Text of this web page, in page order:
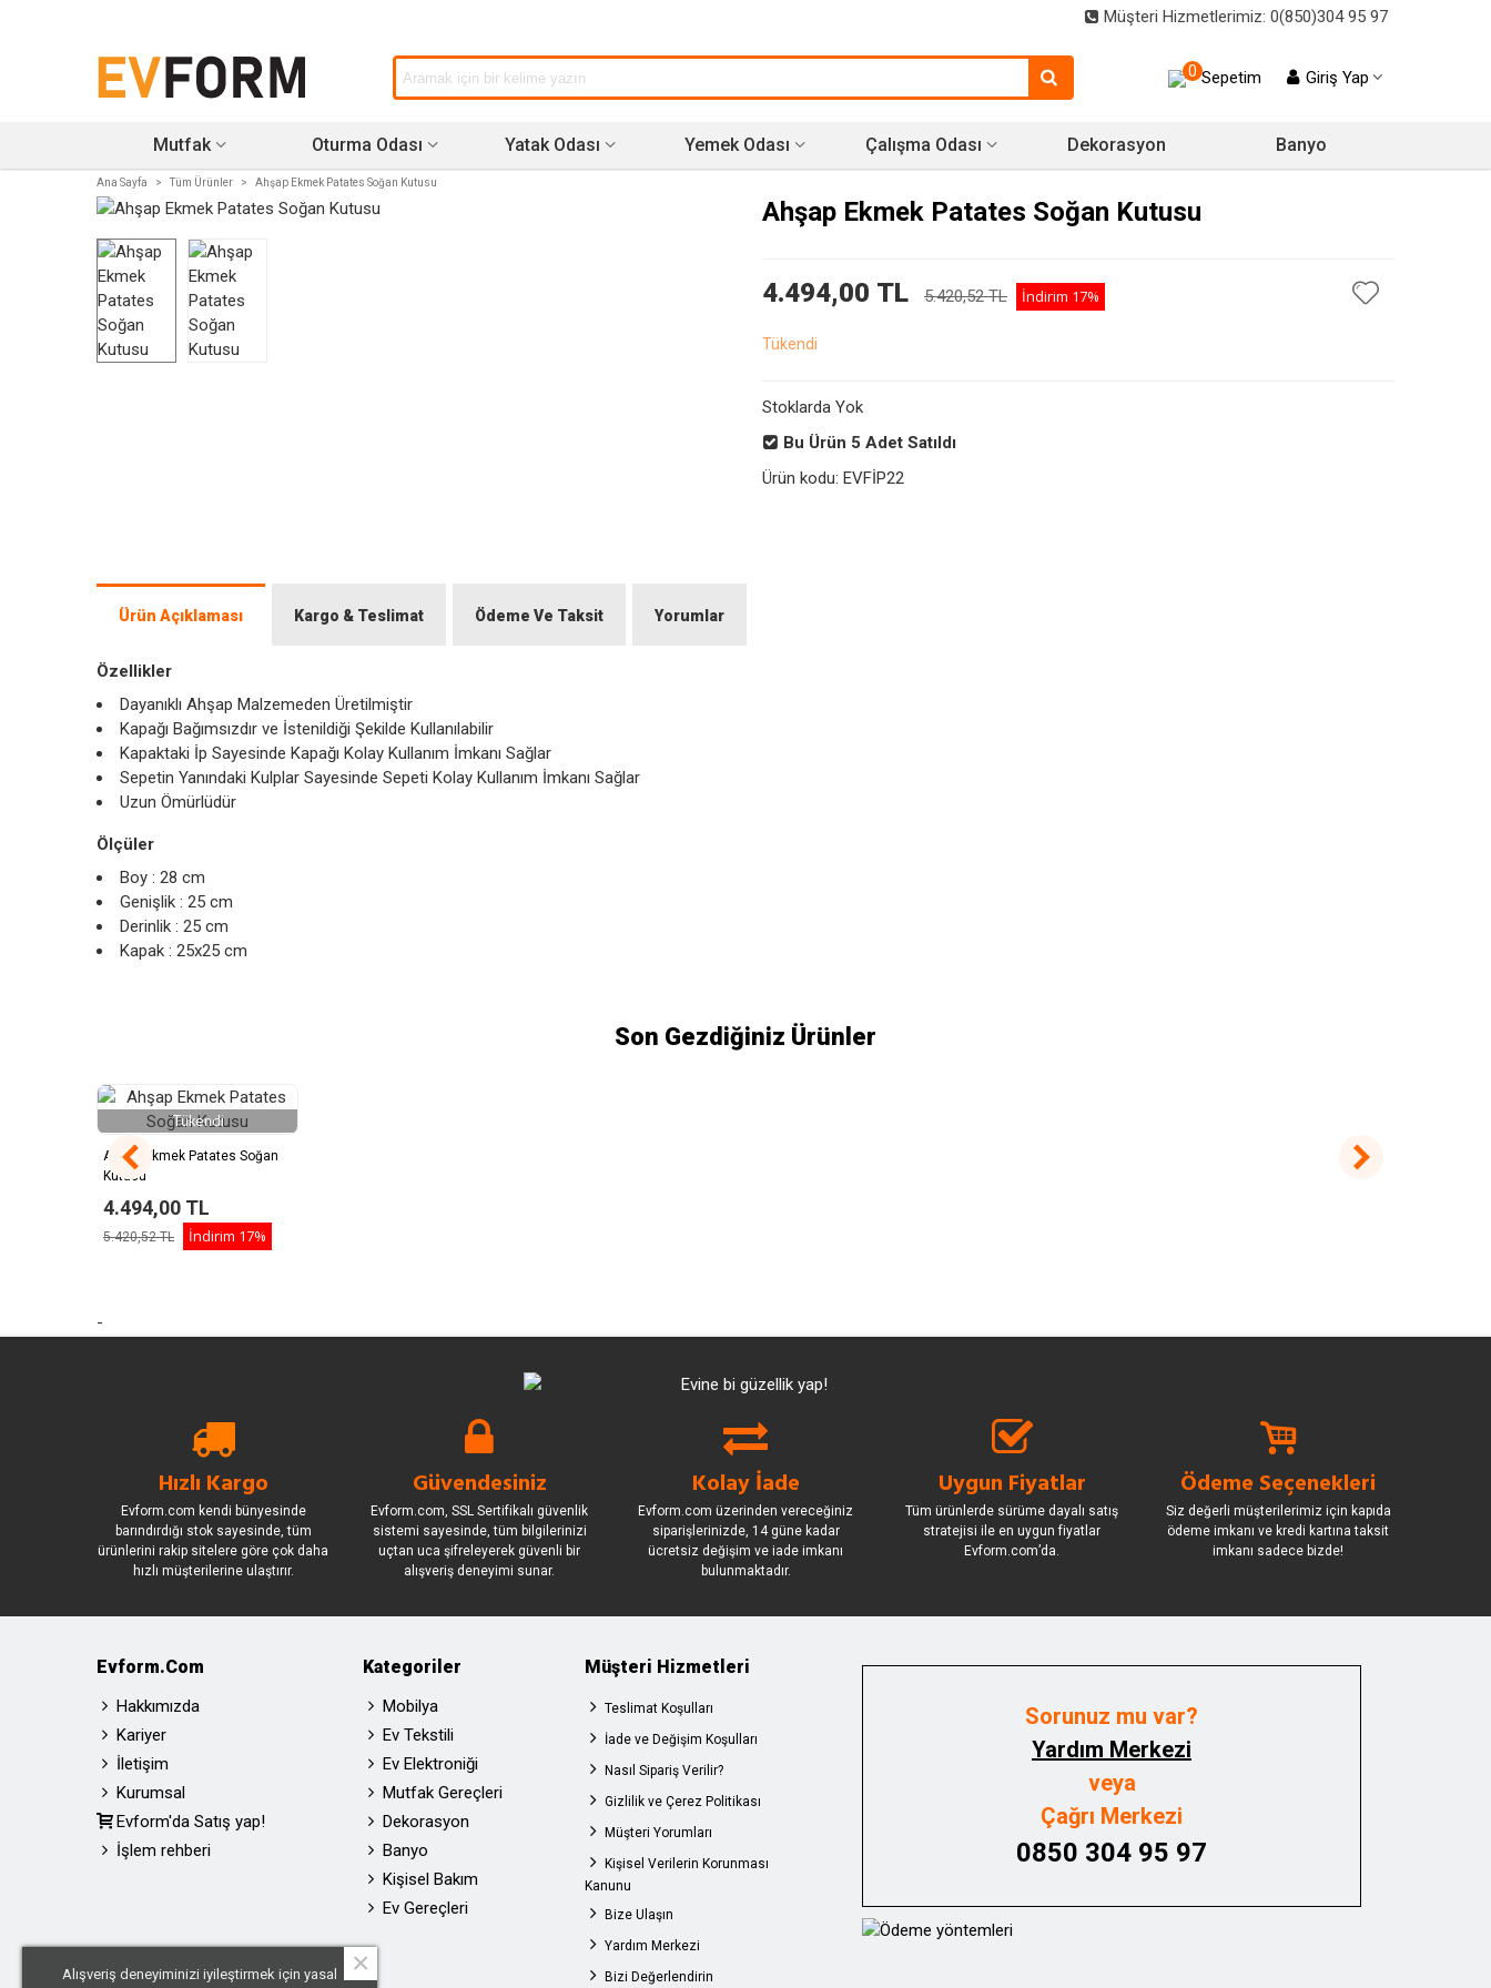
Müşteri Hizmetlerimiz: 0(850)304 95 97
0 Sepetim Giriş Yap
Mutfak Oturma Odası Yatak Odası Yemek Odası Çalışma Odası Dekorasyon Banyo
Ana Sayfa > Tüm Ürünler > Ahşap Ekmek Patates Soğan Kutusu
Ahşap Ekmek Patates Soğan Kutusu
4.494,00 TL 5.420,52 TL İndirim 17%
Tükendi
Stoklarda Yok
Bu Ürün 5 Adet Satıldı
Ürün kodu: EVFİP22
Ürün Açıklaması Kargo & Teslimat Ödeme Ve Taksit Yorumlar
Özellikler
Dayanıklı Ahşap Malzemeden Üretilmiştir
Kapağı Bağımsızdır ve İstenildiği Şekilde Kullanılabilir
Kapaktaki İp Sayesinde Kapağı Kolay Kullanım İmkanı Sağlar
Sepetin Yanındaki Kulplar Sayesinde Sepeti Kolay Kullanım İmkanı Sağlar
Uzun Ömürlüdür
Ölçüler
Boy : 28 cm
Genişlik : 25 cm
Derinlik : 25 cm
Kapak : 25x25 cm
Son Gezdiğiniz Ürünler
Tükendi
Ahşap Ekmek Patates Soğan
Kutusu
4.494,00 TL
5.420,52 TL İndirim 17%
-
Hızlı Kargo
Evform.com kendi bünyesinde
barındırdığı stok sayesinde, tüm
ürünlerini rakip sitelere göre çok daha
hızlı müşterilerine ulaştırır.
Güvendesiniz
Evform.com, SSL Sertifikalı güvenlik
sistemi sayesinde, tüm bilgilerinizi
uçtan uca şifreleyerek güvenli bir
alışveriş deneyimi sunar.
Kolay İade
Evform.com üzerinden vereceğiniz
siparişlerinizde, 14 güne kadar
ücretsiz değişim ve iade imkanı
bulunmaktadır.
Uygun Fiyatlar
Tüm ürünlerde sürüme dayalı satış
stratejisi ile en uygun fiyatlar
Evform.com’da.
Ödeme Seçenekleri
Siz değerli müşterilerimiz için kapıda
ödeme imkanı ve kredi kartına taksit
imkanı sadece bizde!
Evform.com
Hakkımızda
Kariyer
İletişim
Kurumsal
Evform'da Satış yap!
İşlem rehberi
Kategoriler
Mobilya
Ev Tekstili
Ev Elektroniği
Mutfak Gereçleri
Dekorasyon
Banyo
Kişisel Bakım
Ev Gereçleri
Müşteri Hizmetleri
Teslimat Koşulları
İade ve Değişim Koşulları
Nasıl Sipariş Verilir?
Gizlilik ve Çerez Politikası
Müşteri Yorumları
Kişisel Verilerin Korunması
Kanunu
Bize Ulaşın
Yardım Merkezi
Bizi Değerlendirin
Sorunuz mu var?
Yardım Merkezi
veya
Çağrı Merkezi
0850 304 95 97
Alışveriş deneyiminizi iyileştirmek için yasal
×